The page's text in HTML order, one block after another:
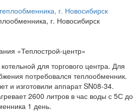
г. Новосибирск
«Теплострой-центр»
для торгового центра. Для
потребовался теплообменник.
и изготовили аппарат SN08-34.
2600 литров в час воды с 5С до
1 день.